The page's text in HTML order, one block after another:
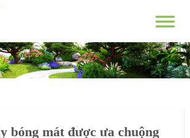
bóng mát được ưa chuộng